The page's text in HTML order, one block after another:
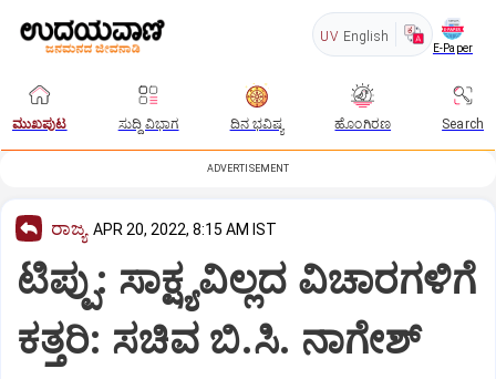
UV English
E-Paper
ಮುಖಪುಟ ಸುದ್ದಿ ವಿಭಾಗ ದಿನ ಭವಿಷ್ಯ ಹೊಂಗಿರಣ Search
ADVERTISEMENT
ರಾಜ್ಯ APR 20, 2022, 8:15 AM IST
ಟಿಪ್ಪು: ಸಾಕ್ಷ್ಯವಿಲ್ಲದ ವಿಚಾರಗಳಿಗೆ
ಕತ್ತರಿ: ಸಚಿವ ಬಿ.ಸಿ. ನಾಗೇಶ್‌